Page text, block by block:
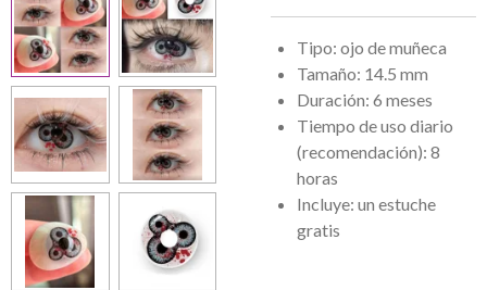
Tipo: ojo de muñeca
Tamaño: 14.5 mm
Duración: 6 meses
Tiempo de uso diario
(recomendación): 8
horas
Incluye: un estuche
gratis